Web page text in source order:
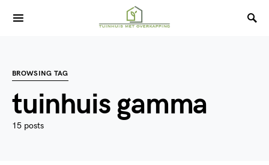
BROWSING TAG
tuinhuis gamma
15 posts